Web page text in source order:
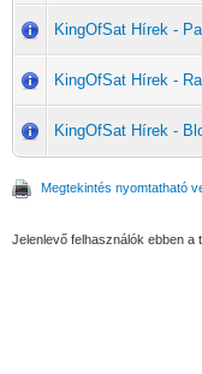
KingOfSat Hírek -
KingOfSat Hírek -
KingOfSat Hírek -
Megtekintés nyomtatható
Jelenlevő felhasználók ebben a